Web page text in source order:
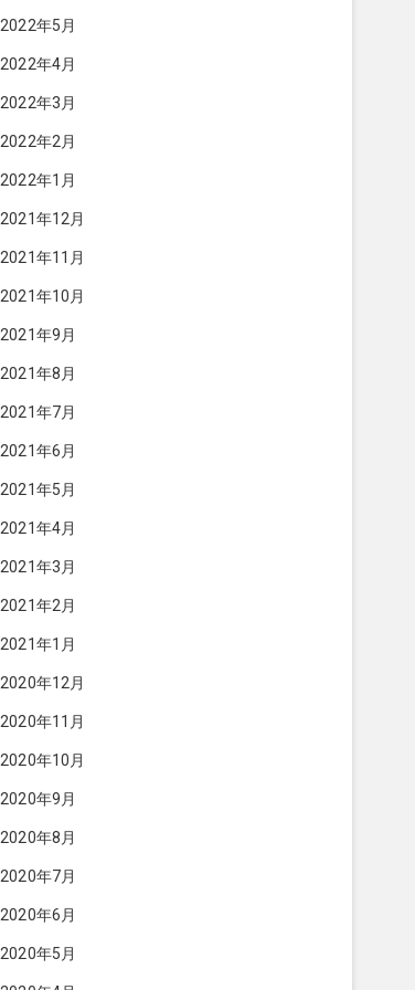
2022年5月
2022年4月
2022年3月
2022年2月
2022年1月
2021年12月
2021年11月
2021年10月
2021年9月
2021年8月
2021年7月
2021年6月
2021年5月
2021年4月
2021年3月
2021年2月
2021年1月
2020年12月
2020年11月
2020年10月
2020年9月
2020年8月
2020年7月
2020年6月
2020年5月